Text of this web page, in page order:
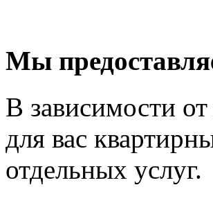
Мы
В зависимости
для вас
отдельных услуг.